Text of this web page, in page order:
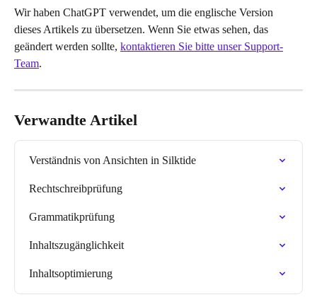
Wir haben ChatGPT verwendet, um die englische Version
dieses Artikels zu übersetzen. Wenn Sie etwas sehen, das
geändert werden sollte, kontaktieren Sie bitte unser Support-
Team.
Verwandte Artikel
Verständnis von Ansichten in Silktide
Rechtschreibprüfung
Grammatikprüfung
Inhaltszugänglichkeit
Inhaltsoptimierung